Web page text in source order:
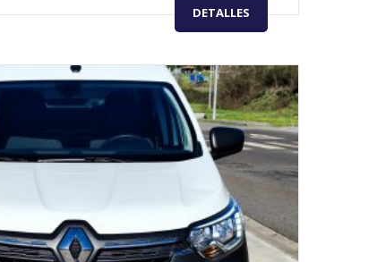
DETALLES